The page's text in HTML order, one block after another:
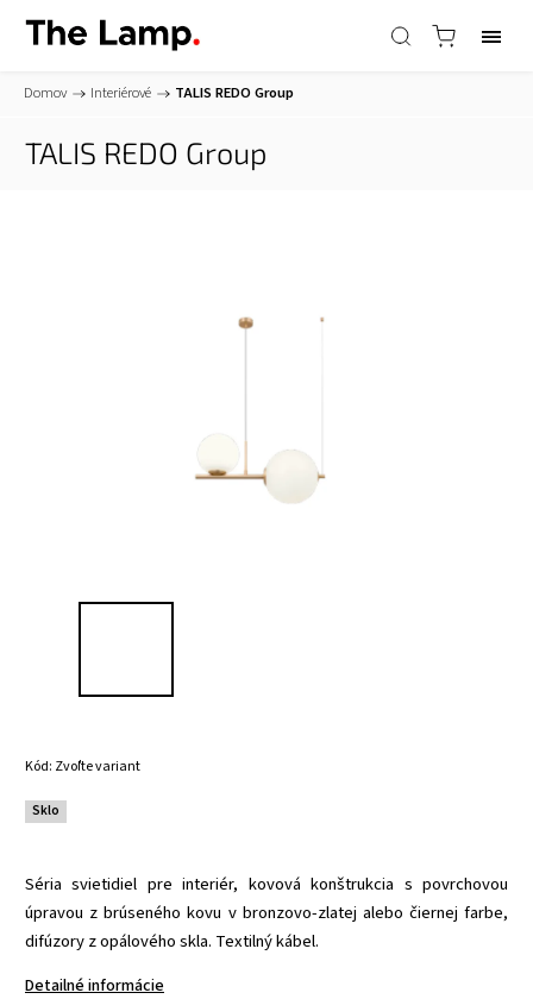
Domov / Interiérové / TALIS REDO Group
TALIS REDO Group
Kód: Zvoľte variant
Sklo
Séria svietidiel pre interiér, kovová konštrukcia s povrchovou
úpravou z brúseného kovu v bronzovo-zlatej alebo čiernej farbe,
difúzory z opálového skla. Textilný kábel.
Detailné informácie